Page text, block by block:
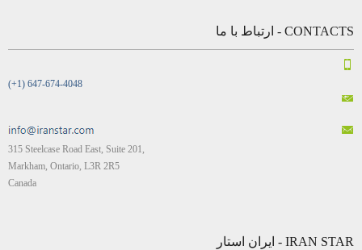
CONTACTS - ارتباط با ما
(+1) 647-674-4048
315 Steelcase Road East, Suite 201,
Markham, Ontario, L3R 2R5
Canada
IRAN STAR - ایران استار